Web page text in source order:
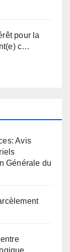
pour la
c…
Avis
Générale du